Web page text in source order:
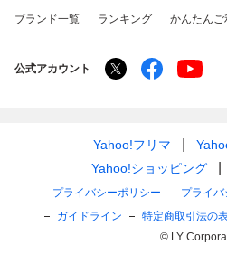
ブランド一覧 ランキング かんたんご
公式アカウント
Yahoo!フリマ
Yahoo!ショッピング
プライバシーポリシー プライ
ガイドライン
特定商取引法の
© LY